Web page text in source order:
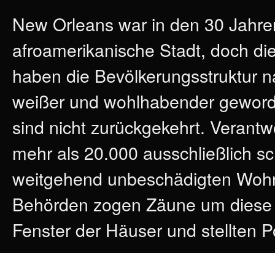
New Orleans war in den 30
afroamerikanische Stadt, doch
haben die Bevölkerungsstruktur
weißer und wohlhabender
sind nicht zurückgekehrt.
mehr als 20.000 ausschließlich
weitgehend unbeschädigten
Behörden zogen Zäune um
Fenster der Häuser und stellten